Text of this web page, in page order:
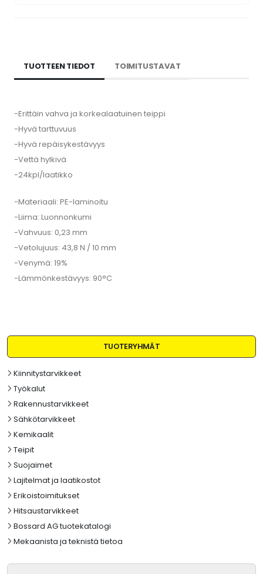
TUOTERYHMÄT
Kiinnitystarvikkeet
Työkalut
Rakennustarvikkeet
Sähkötarvikkeet
Kemikaalit
Teipit
Suojaimet
Lajitelmat ja laatikostot
Erikoistoimitukset
Hitsaustarvikkeet
Bossard AG tuotekatalogi
Mekaanista ja teknistä tietoa
TUOTTEEN TIEDOT TOIMITUSTAVAT
-Erittäin vahva ja korkealaatuinen teippi
-Hyvä tarttuvuus
-Hyvä repäisykestävyys
-Vettä hylkivä
-24kpl/laatikko
-Materiaali: PE-laminoitu
-Liima: Luonnonkumi
-Vahvuus: 0,23 mm
-Vetolujuus: 43,8 N / 10 mm
-Venymä: 19%
-Lämmönkestävyys: 90°C